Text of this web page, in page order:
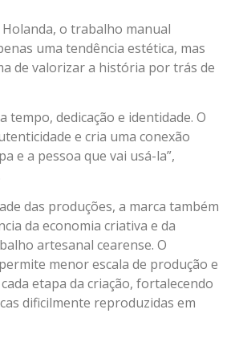
o trabalho manual
uma tendência estética, mas
de valorizar a história por trás de
tempo, dedicação e identidade. O
e cria uma conexão
e a pessoa que vai usá-la”,
das produções, a marca também
da economia criativa e da
artesanal cearense. O
menor escala de produção e
etapa da criação, fortalecendo
dificilmente reproduzidas em